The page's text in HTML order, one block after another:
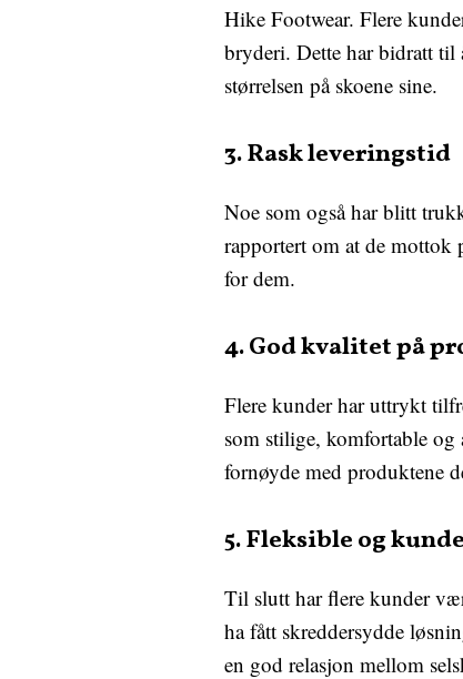
Hike Footwear. Flere
bryderi. Dette har bidratt til
størrelsen på skoene sine.
3. Rask leveringstid
Noe som også har blitt
rapportert om at de mottok
for dem.
4. God kvalitet på
Flere kunder har uttrykt
som stilige, komfortable
fornøyde med produktene
5. Fleksible og
Til slutt har flere kunder
ha fått skreddersydde
en god relasjon mellom